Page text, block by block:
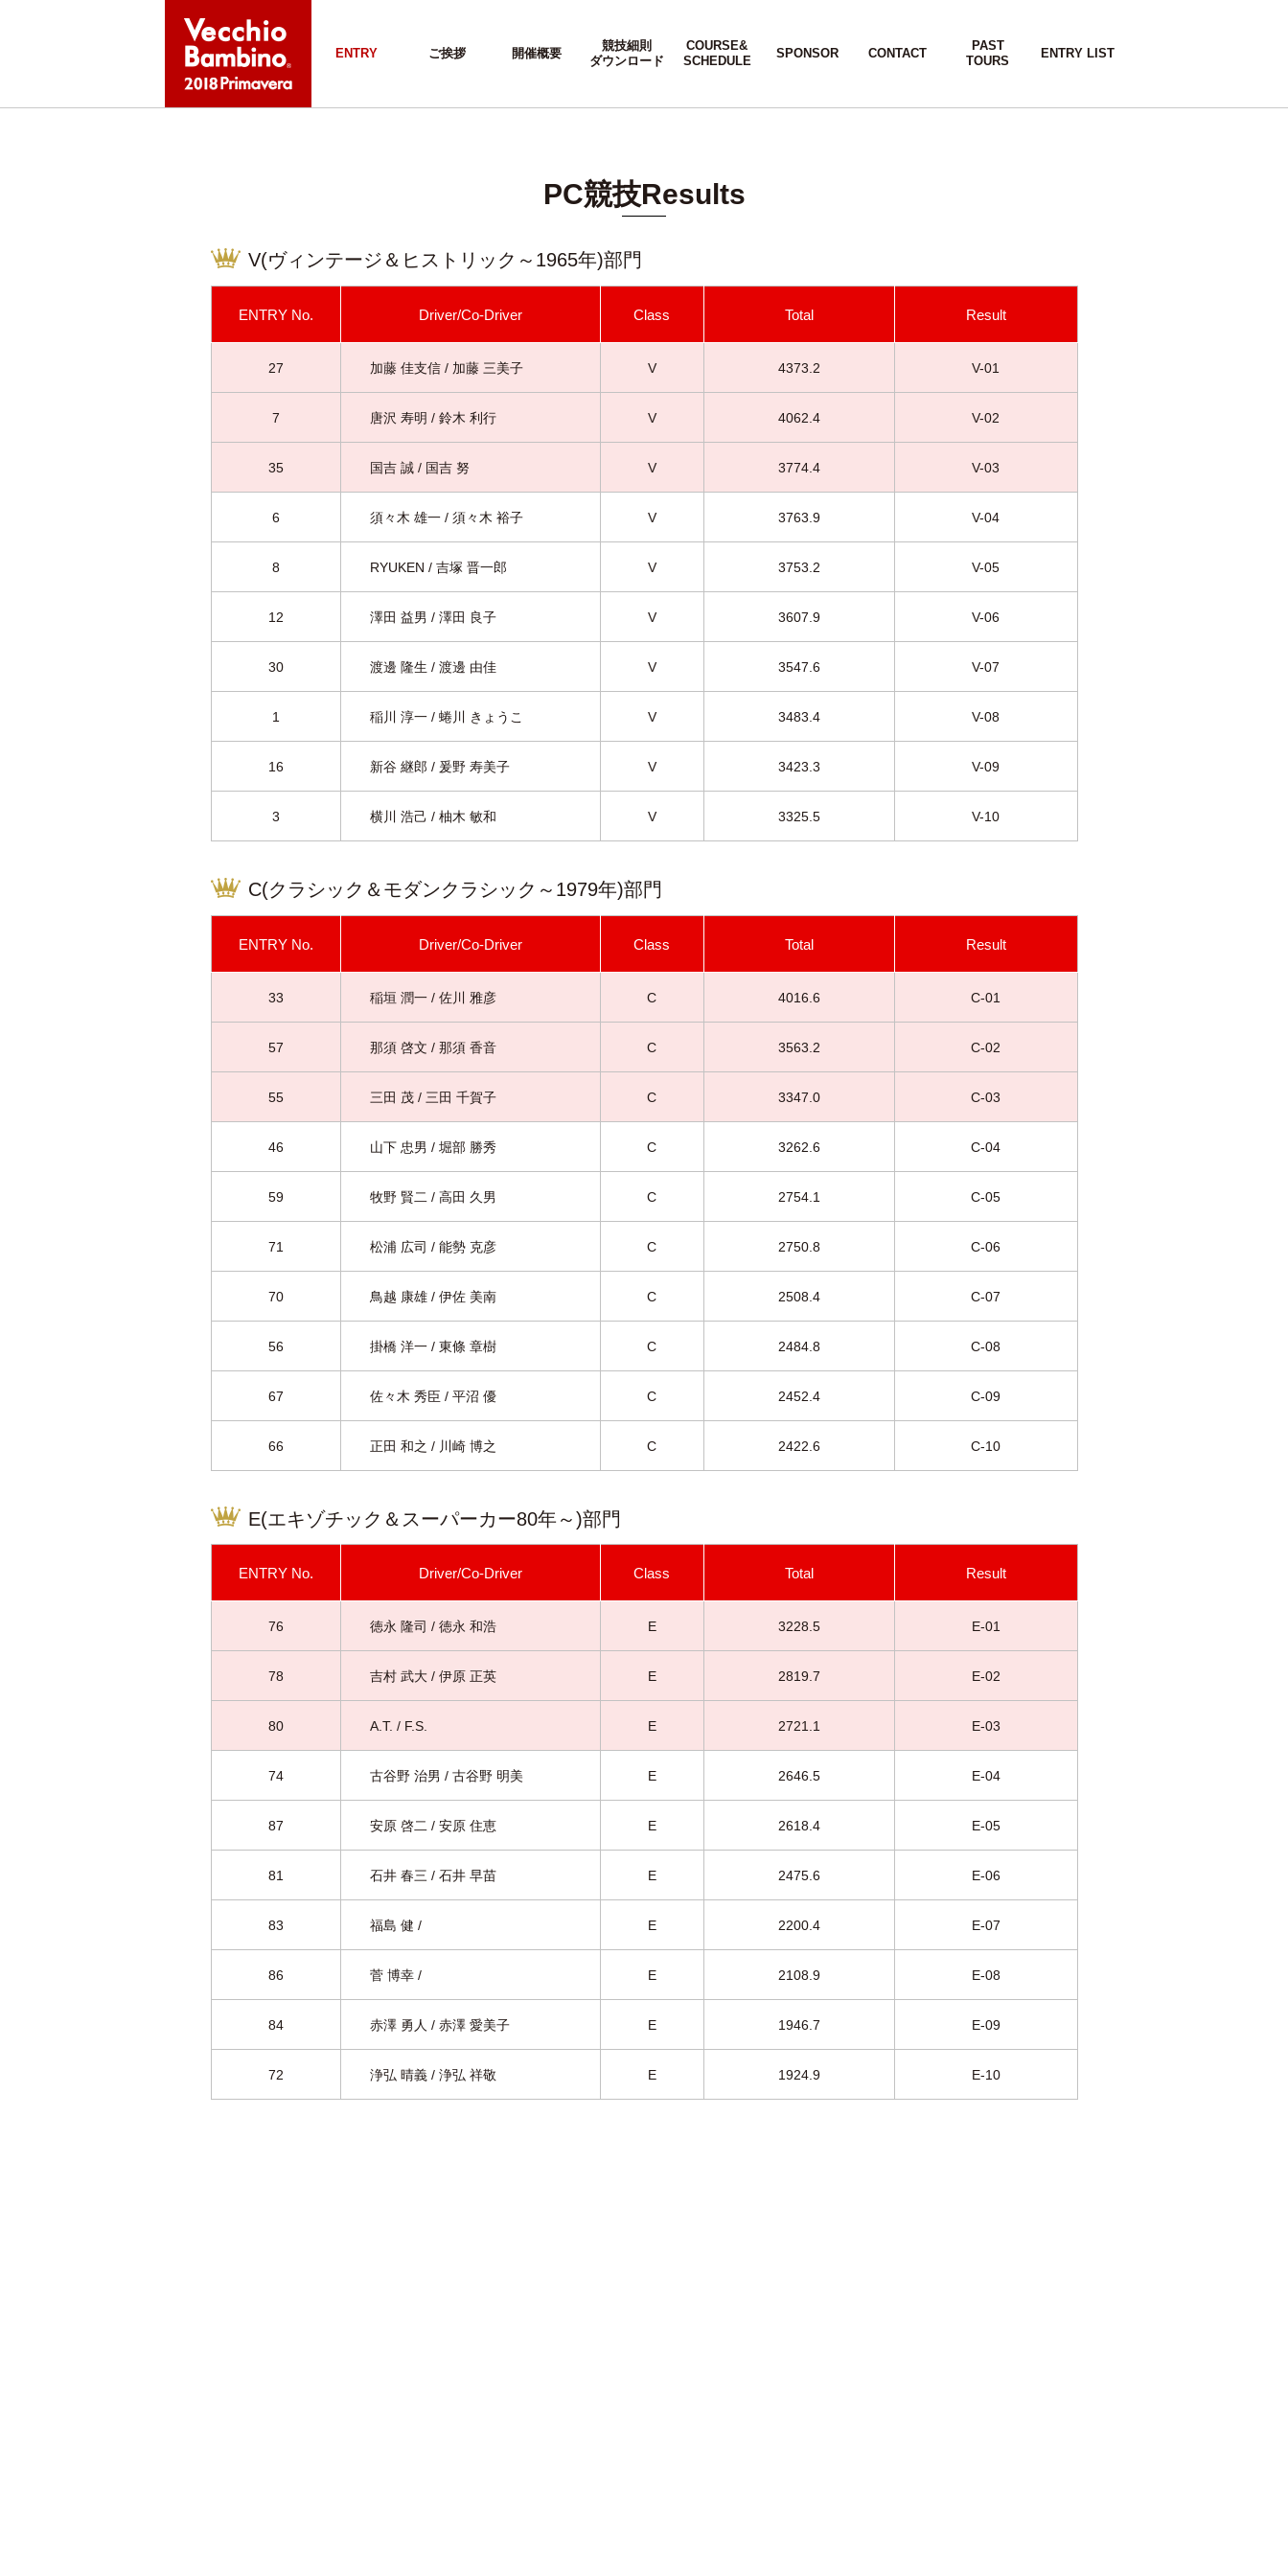
ENTRY ご挨拶 開催概要
競技細則
ダウンロード
COURSE&
SCHEDULE
SPONSOR CONTACT
PAST
TOURS
ENTRY LIST
PC競技Results
V(ヴィンテージ＆ヒストリック～1965年)部門
ENTRY No. Driver/Co-Driver Class Total Result
27 加藤 佳支信 / 加藤 三美子 V 4373.2 V-01
7 唐沢 寿明 / 鈴木 利行 V 4062.4 V-02
35 国吉 誠 / 国吉 努 V 3774.4 V-03
6 須々木 雄一 / 須々木 裕子 V 3763.9 V-04
8 RYUKEN / 吉塚 晋一郎 V 3753.2 V-05
12 澤田 益男 / 澤田 良子 V 3607.9 V-06
30 渡邊 隆生 / 渡邊 由佳 V 3547.6 V-07
1 稲川 淳一 / 蜷川 きょうこ V 3483.4 V-08
16 新谷 継郎 / 爰野 寿美子 V 3423.3 V-09
3 横川 浩己 / 柚木 敏和 V 3325.5 V-10
C(クラシック＆モダンクラシック～1979年)部門
ENTRY No. Driver/Co-Driver Class Total Result
33 稲垣 潤一 / 佐川 雅彦 C 4016.6 C-01
57 那須 啓文 / 那須 香音 C 3563.2 C-02
55 三田 茂 / 三田 千賀子 C 3347.0 C-03
46 山下 忠男 / 堀部 勝秀 C 3262.6 C-04
59 牧野 賢二 / 高田 久男 C 2754.1 C-05
71 松浦 広司 / 能勢 克彦 C 2750.8 C-06
70 鳥越 康雄 / 伊佐 美南 C 2508.4 C-07
56 掛橋 洋一 / 東條 章樹 C 2484.8 C-08
67 佐々木 秀臣 / 平沼 優 C 2452.4 C-09
66 正田 和之 / 川崎 博之 C 2422.6 C-10
E(エキゾチック＆スーパーカー80年～)部門
ENTRY No. Driver/Co-Driver Class Total Result
76 徳永 隆司 / 徳永 和浩 E 3228.5 E-01
78 吉村 武大 / 伊原 正英 E 2819.7 E-02
80 A.T. / F.S. E 2721.1 E-03
74 古谷野 治男 / 古谷野 明美 E 2646.5 E-04
87 安原 啓二 / 安原 住恵 E 2618.4 E-05
81 石井 春三 / 石井 早苗 E 2475.6 E-06
83 福島 健 / E 2200.4 E-07
86 菅 博幸 / E 2108.9 E-08
84 赤澤 勇人 / 赤澤 愛美子 E 1946.7 E-09
72 浄弘 晴義 / 浄弘 祥敬 E 1924.9 E-10